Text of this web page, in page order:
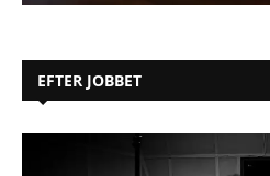
EFTER JOBBET